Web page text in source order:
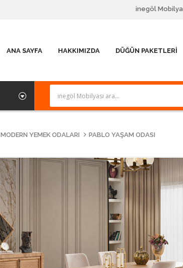
inegöl Mobilya
ANA SAYFA HAKKIMIZDA DÜĞÜN PAKETLERI
MODERN YEMEK ODALARI PABLO YAŞAM ODASI